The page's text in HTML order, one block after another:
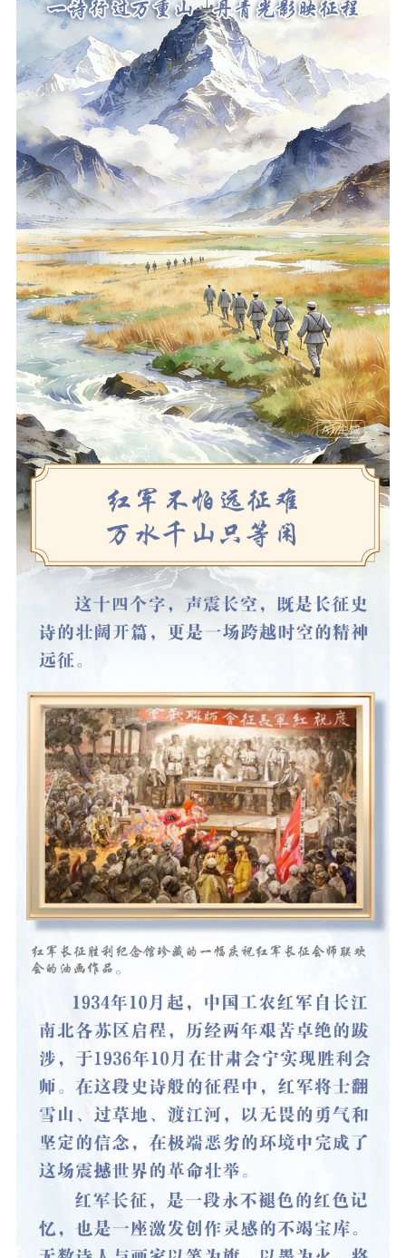
理论武装
理论学习 宣传宣讲 研究阐释
哲学社科
社科强省 工作通知
成果集萃
江苏文脉
资料下载
新闻宣传
主题宣传 对外宣传
新闻发布
记者之家
品牌栏目
文化文艺
精品生产 文化惠民
文化传承
文化交流
体制改革
文化产业
紫金文化艺术节
品牌活动 紫艺舞台
精神文明
文明实践
先进典型
社会宣传
思想政治教育 爱国主义教育
全民国防教育
用
新闻出版
精品出版 全民阅读
出版监管
扫黄打非
电影工作
电影创作 电影市场
机关党建
党建要闻
文化人才
紫金人才 职称评审
数据资源
公共服务
新时代公民素养
提升资源库
新闻出版
政务服务
登记服务
科研创新
服务管理平台
智库服务
管理平台
文艺创作
服务管理